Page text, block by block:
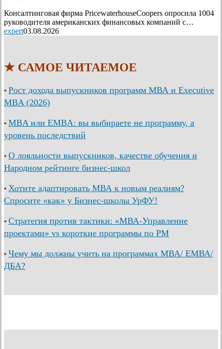
Консалтинговая фирма PricewaterhouseCoopers опросила 1004
руководителя американских финансовых компаний с…
expert03.08.2026
★ САМОЕ ЧИТАЕМОЕ
• Рост дохода выпускников программ МВА и Executive
MBA (2026)
• MBA или EMBA: вы выбираете не программу, а
уровень последствий
• О лояльности выпускников, качестве обучения и
Народном рейтинге бизнес-школ
• Хотите адаптировать МВА к новым реалиям?
Спросите «как» у Бизнес-школы УрФУ!
• Стратегия против тактики: «МВА-Управление
проектами» vs короткие программы по PM
• Чему мы должны учить на программах МВА/ ЕМВА/
ДБА?